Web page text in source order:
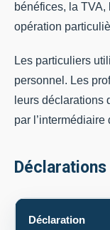
bénéfices, la
opération
Les particuliers
personnel. Les
leurs déclarations
par
Déclaration